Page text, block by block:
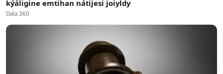
kýáligine emtihan nátijesi joiyldy
Dala 360